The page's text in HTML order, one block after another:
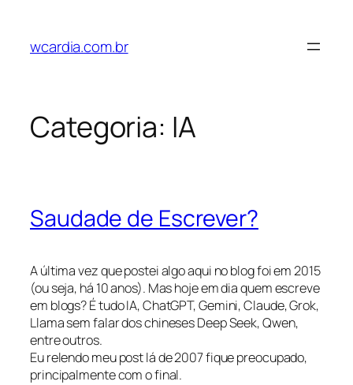
wcardia.com.br
Categoria: IA
Saudade de Escrever?
A última vez que postei algo aqui no blog foi em 2015
(ou seja, há 10 anos). Mas hoje em dia quem escreve
em blogs? É tudo IA, ChatGPT, Gemini, Claude, Grok,
Llama sem falar dos chineses Deep Seek, Qwen,
entre outros.
Eu relendo meu post lá de 2007 fique preocupado,
principalmente com o final.